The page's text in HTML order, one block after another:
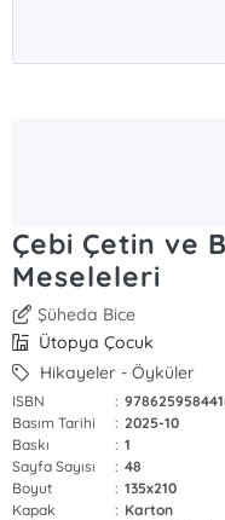
Çebi Çetin ve
Meseleleri
Şüheda Bice
Ütopya Çocuk
Hikayeler - Öyküler
ISBN :
Basım Tarihi
: 2025-10
Baskı
: 1
Sayfa Sayısı
: 48
Boyut
: 135x210
Kapak
: Karton